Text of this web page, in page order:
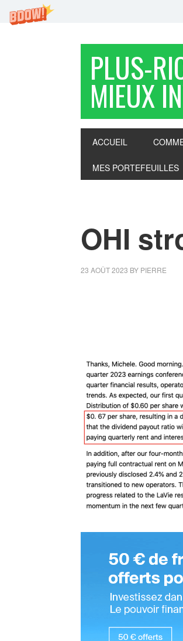
PLUS-
MIEUX
ACCUEIL
MES PORTEFEUILLES
OHI
23 AOÛT 2023 BY PIERRE